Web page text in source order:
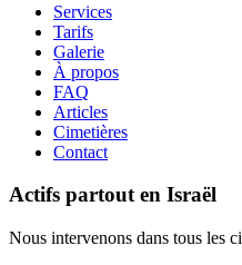
Services
Tarifs
Galerie
À propos
FAQ
Articles
Cimetières
Contact
Actifs partout en Israël
Nous intervenons dans tous les